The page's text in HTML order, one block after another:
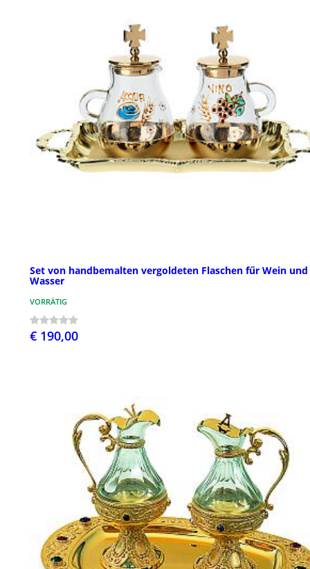
Set von handbemalten vergoldeten Flaschen fűr Wein und
Wasser
VORRÄTIG
€ 190,00